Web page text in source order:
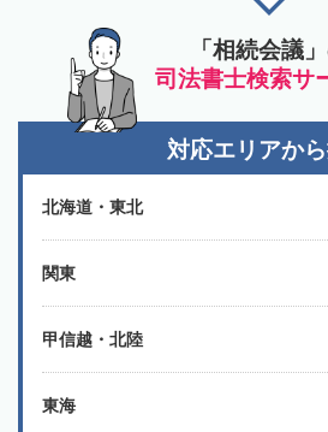
「相続会議
司法書士検索サ
対応エリアか
北海道・東北
関東
甲信越・北陸
東海